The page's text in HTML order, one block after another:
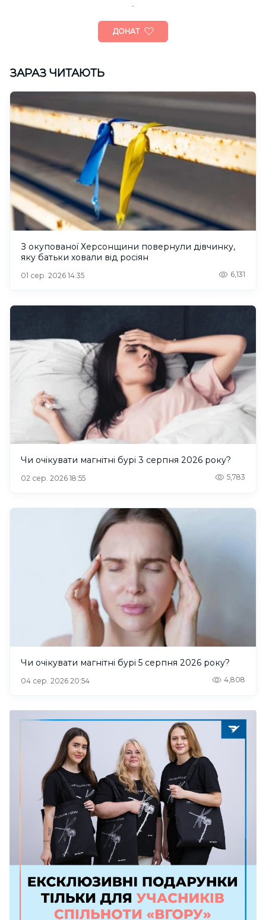
ДОНАТ
ЗАРАЗ ЧИТАЮТЬ
З окупованої Херсонщини повернули дівчинку,
яку батьки ховали від росіян
01 сер. 2026 14:35 6,131
Чи очікувати магнітні бурі 3 серпня 2026 року?
02 сер. 2026 18:55 5,783
Чи очікувати магнітні бурі 5 серпня 2026 року?
04 сер. 2026 20:54 4,808